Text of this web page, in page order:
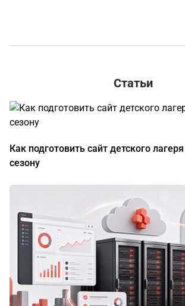
Статьи
Как подготовить сайт детского
сезону